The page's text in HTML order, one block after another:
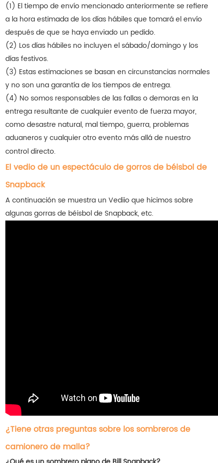
(1) El tiempo de envío mencionado anteriormente se refiere
a la hora estimada de los días hábiles que tomará el envío
después de que se haya enviado un pedido.
(2) Los días hábiles no incluyen el sábado/domingo y los
días festivos.
(3) Estas estimaciones se basan en circunstancias normales
y no son una garantía de los tiempos de entrega.
(4) No somos responsables de las fallas o demoras en la
entrega resultante de cualquier evento de fuerza mayor,
como desastre natural, mal tiempo, guerra, problemas
aduaneros y cualquier otro evento más allá de nuestro
control directo.
El vedio de un espectáculo de gorros de béisbol de
Snapback
A continuación se muestra un Vediio que hicimos sobre
algunas gorras de béisbol de Snapback, etc.
¿Tiene otras preguntas sobre los sombreros de
camionero de malla?